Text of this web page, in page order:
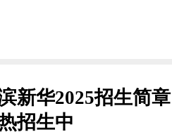
新华2025招生简
招生中